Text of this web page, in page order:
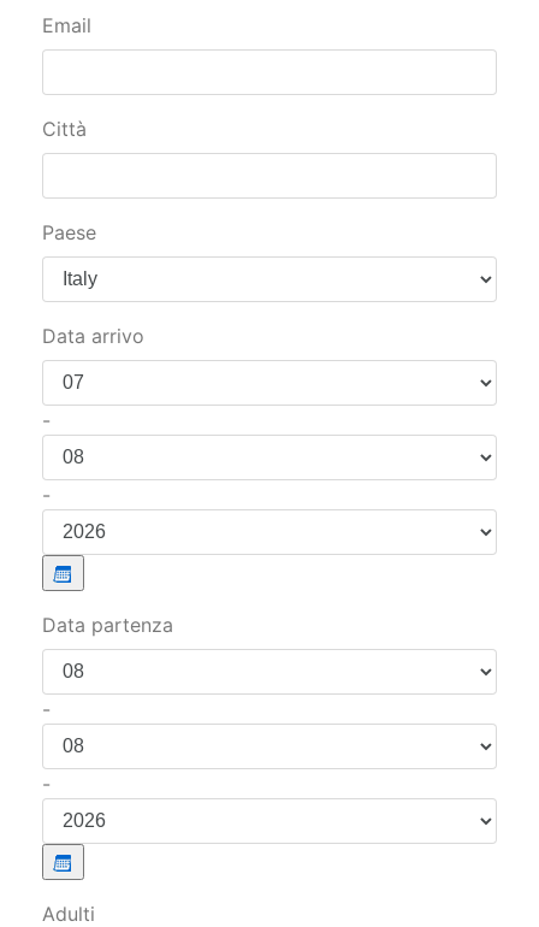
Email
Città
Paese
Data arrivo
-
-
Data partenza
-
-
Adulti